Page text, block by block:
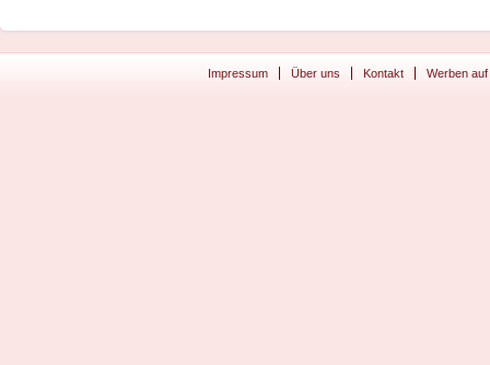
Impressum Über uns Kontakt Werben